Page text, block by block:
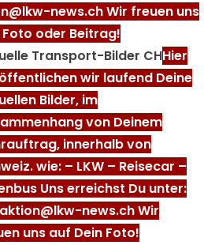
news.ch Wir freuen uns
oder Beitrag!
Transport-Bilder CHHier
wir laufend Deine
Bilder, im
von Deinem
innerhalb von
wie: – LKW – Reisecar –
Uns erreichst Du unter:
news.ch Wir
uns auf Dein Foto!